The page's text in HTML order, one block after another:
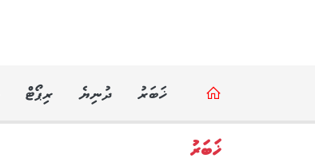
ޚަބަރު ދުނިޔެ ރިޕޯޓް
ޚަބަރު